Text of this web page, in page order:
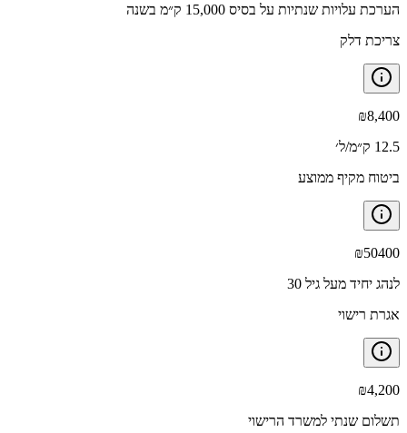
הערכת עלויות שנתיות על בסיס 15,000 ק״מ בשנה
צריכת דלק
₪8,400
12.5 ק״מ/ל׳
ביטוח מקיף ממוצע
₪50400
לנהג יחיד מעל גיל 30
אגרת רישוי
₪4,200
תשלום שנתי למשרד הרישוי